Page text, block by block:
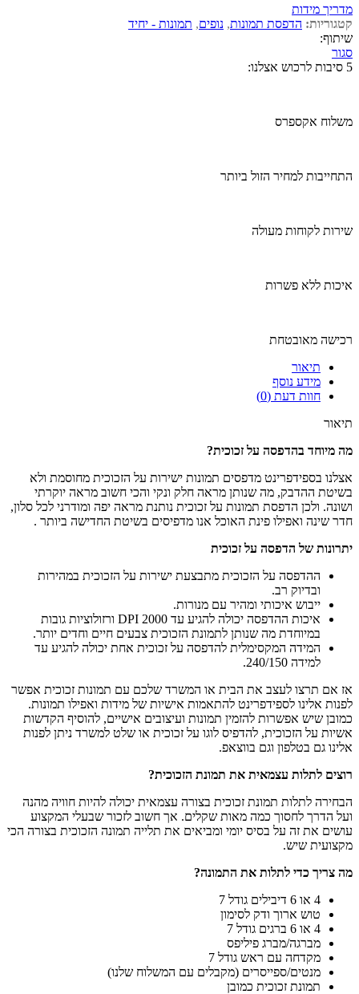
מדריך מידות
קטגוריות: הדפסת תמונות, נופים, תמונות - יחיד
שיתוף:
סגור
5 סיבות לרכוש אצלנו:
משלוח אקספרס
התחייבות למחיר הזול ביותר
שירות לקוחות מעולה
איכות ללא פשרות
רכישה מאובטחת
תיאור
מידע נוסף
חוות דעת (0)
תיאור
מה מיוחד בהדפסה על זכוכית?
אצלנו בספידפרינט מדפסים תמונות ישירות על הזכוכית מחוסמת ולא
בשיטת ההדבק, מה שנותן מראה חלק ונקי והכי חשוב מראה יוקרתי
ושונה. ולכן הדפסת תמונות על זכוכית נותנת מראה יפה ומודרני לכל סלון,
חדר שינה ואפילו פינת האוכל אנו מדפיסים בשיטת החדישה ביותר .
יתרונות של הדפסה על זכוכית
ההדפסה על הזכוכית מתבצעת ישירות על הזכוכית במהירות
ובדיוק רב.
ייבוש איכותי ומהיר עם מנורות.
איכות ההדפסה יכולה להגיע עד 2000 DPI ורזולוציות גובות
במיוחדת מה שנותן לתמונת הזכוכית צבעים חיים וחדים יותר.
המידה המקסימלית להדפסה על זכוכית אחת יכולה להגיע עד
למידה 240/150.
אז אם תרצו לעצב את הבית או המשרד שלכם עם תמונות זכוכית אפשר
לפנות אלינו לספידפרינט להתאמות אישיות של מידות ואפילו תמונות.
כמובן שיש אפשרות להזמין תמונות ועיצובים אישיים, להוסיף הקדשות
אשיות על הזכוכית, להדפיס לוגו על זכוכית או שלט למשרד ניתן לפנות
אלינו גם בטלפון וגם בווצאפ.
רוצים לתלות עצמאית את תמונת הזכוכית?
הבחירה לתלות תמונת זכוכית בצורה עצמאית יכולה להיות חוויה מהנה
ועל הדרך לחסוך כמה מאות שקלים. אך חשוב לזכור שבעלי המקצוע
עושים את זה על בסיס יומי ומביאים את תלייה תמונה הזכוכית בצורה הכי
מקצועית שיש.
מה צריך כדי לתלות את התמונה?
4 או 6 דיבילים גודל 7
טוש ארוך ודק לסימון
4 או 6 ברגים גודל 7
מברגה/מברג פיליפס
מקדחה עם ראש גודל 7
מנטים/ספייסרים (מקבלים עם המשלוח שלנו)
תמונת זכוכית כמובן